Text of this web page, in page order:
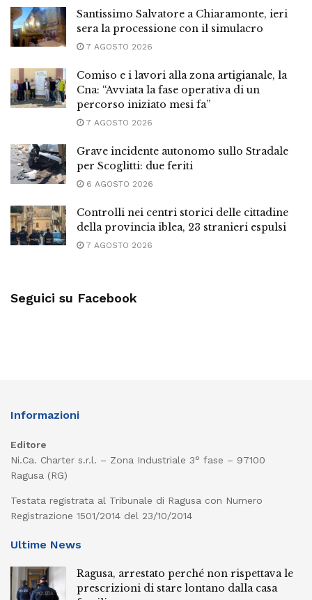
Santissimo Salvatore a Chiaramonte, ieri
sera la processione con il simulacro
7 AGOSTO 2026
Comiso e i lavori alla zona artigianale, la
Cna: “Avviata la fase operativa di un
percorso iniziato mesi fa”
7 AGOSTO 2026
Grave incidente autonomo sullo Stradale
per Scoglitti: due feriti
6 AGOSTO 2026
Controlli nei centri storici delle cittadine
della provincia iblea, 23 stranieri espulsi
7 AGOSTO 2026
Seguici su Facebook
Informazioni
Editore
Ni.Ca. Charter s.r.l. – Zona Industriale 3° fase – 97100
Ragusa (RG)
Testata registrata al Tribunale di Ragusa con Numero
Registrazione 1501/2014 del 23/10/2014
Ultime News
Ragusa, arrestato perché non rispettava le
prescrizioni di stare lontano dalla casa